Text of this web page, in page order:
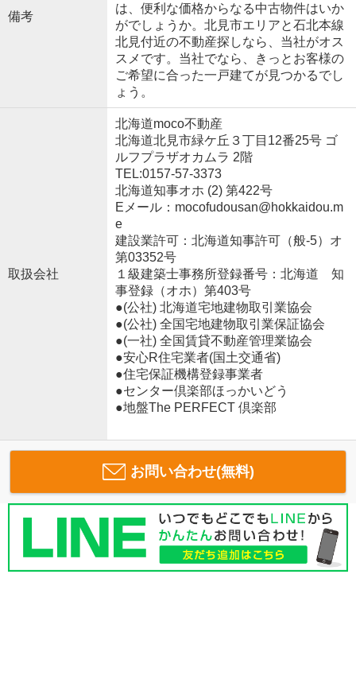
備考
は、便利な価格からなる中古物件はいか
がでしょうか。北見市エリアと石北本線
北見付近の不動産探しなら、当社がオス
スメです。当社でなら、きっとお客様の
ご希望に合った一戸建てが見つかるでし
ょう。
取扱会社
北海道moco不動産
北海道北見市緑ケ丘３丁目12番25号 ゴ
ルフプラザオカムラ 2階
TEL:0157-57-3373
北海道知事オホ (2) 第422号
Eメール：mocofudousan@hokkaidou.m
e
建設業許可：北海道知事許可（般-5）オ
第03352号
１級建築士事務所登録番号：北海道 知
事登録（オホ）第403号
●(公社) 北海道宅地建物取引業協会
●(公社) 全国宅地建物取引業保証協会
●(一社) 全国賃貸不動産管理業協会
●安心R住宅業者(国土交通省)
●住宅保証機構登録事業者
●センター倶楽部ほっかいどう
●地盤The PERFECT 倶楽部
お問い合わせ(無料)